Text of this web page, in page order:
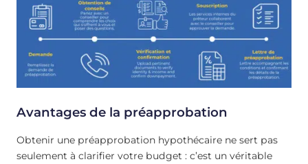
Avantages de la préapprobation
Obtenir une préapprobation hypothécaire ne sert pas
seulement à clarifier votre budget : c’est un véritable